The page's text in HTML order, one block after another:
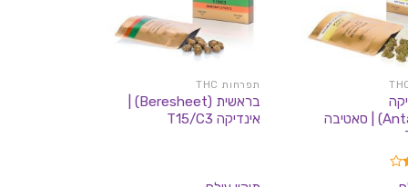
(Antarctica) | סאטיבה
תפרחות THC
בראשית (Beresheet) |
אינדיקה T15/C3